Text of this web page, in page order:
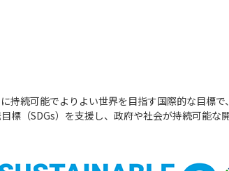
持続可能でよりよい世界を目指す国際的な目標
標（SDGs）を支援し、政府や社会が持続可能